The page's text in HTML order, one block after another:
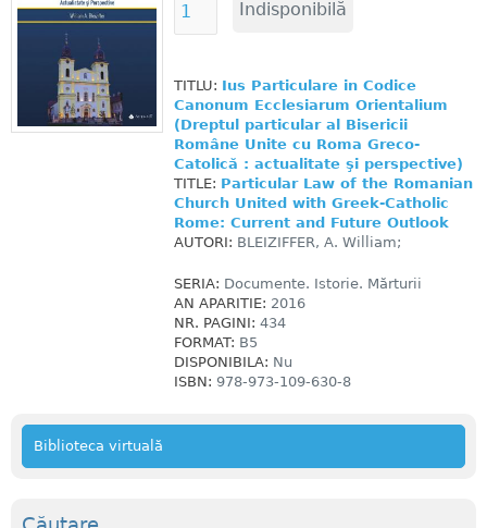
TITLU: Ius Particulare in Codice
Canonum Ecclesiarum Orientalium
(Dreptul particular al Bisericii
Române Unite cu Roma Greco-
Catolică : actualitate şi perspective)
TITLE: Particular Law of the Romanian
Church United with Greek-Catholic
Rome: Current and Future Outlook
AUTORI: BLEIZIFFER, A. William;
SERIA: Documente. Istorie. Mărturii
AN APARITIE: 2016
NR. PAGINI: 434
FORMAT: B5
DISPONIBILA: Nu
ISBN: 978-973-109-630-8
Biblioteca virtuală